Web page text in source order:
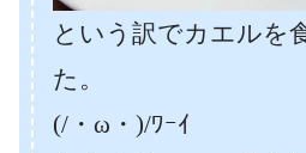
という訳でカエルを
た。
(/・ω・)/ﾜｰｲ